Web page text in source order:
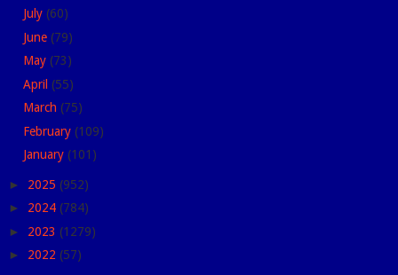
July (60)
June (79)
May (73)
April (55)
March (75)
February (109)
January (101)
► 2025 (952)
► 2024 (784)
► 2023 (1279)
► 2022 (57)